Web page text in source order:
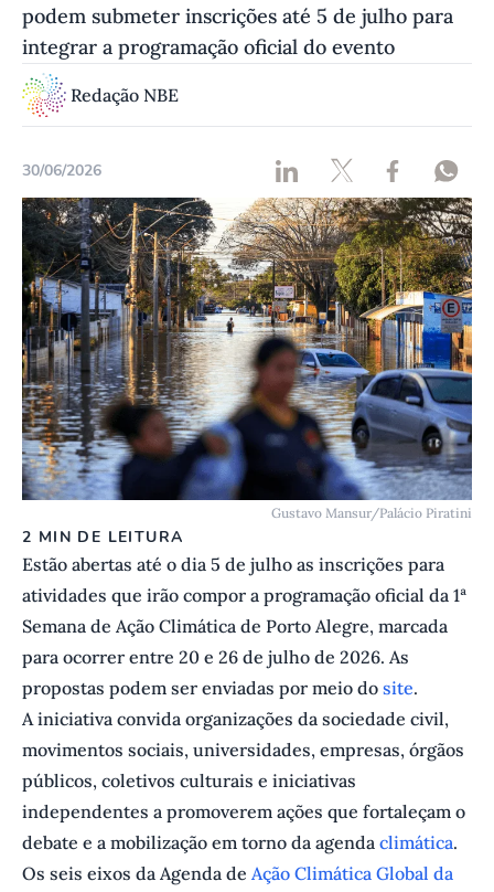
podem submeter inscrições até 5 de julho para
integrar a programação oficial do evento
Redação NBE
30/06/2026
Gustavo Mansur/Palácio Piratini
2 MIN DE LEITURA
Estão abertas até o dia 5 de julho as inscrições para
atividades que irão compor a programação oficial da 1ª
Semana de Ação Climática de Porto Alegre, marcada
para ocorrer entre 20 e 26 de julho de 2026. As
propostas podem ser enviadas por meio do site.
A iniciativa convida organizações da sociedade civil,
movimentos sociais, universidades, empresas, órgãos
públicos, coletivos culturais e iniciativas
independentes a promoverem ações que fortaleçam o
debate e a mobilização em torno da agenda climática.
Os seis eixos da Agenda de Ação Climática Global da